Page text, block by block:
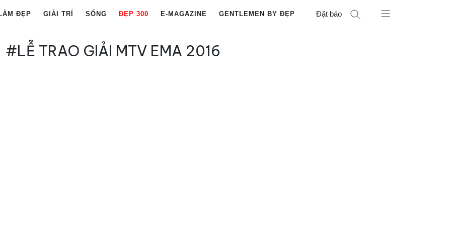
ĐẸP GIẢI TRÍ SỐNG ĐẸP 300 E-MAGAZINE GENTLEMEN BY ĐẸP Đặt báo
#LỄ TRAO GIẢI MTV EMA 2016